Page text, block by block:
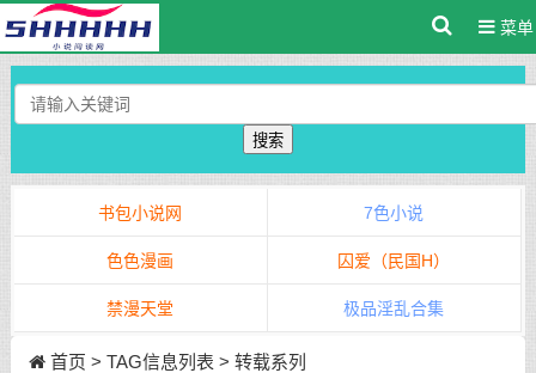
菜单
搜索
书包小说网 7色小说
色色漫画 囚爱（民国H）
禁漫天堂 极品淫乱合集
首页 > TAG信息列表 > 转载系列